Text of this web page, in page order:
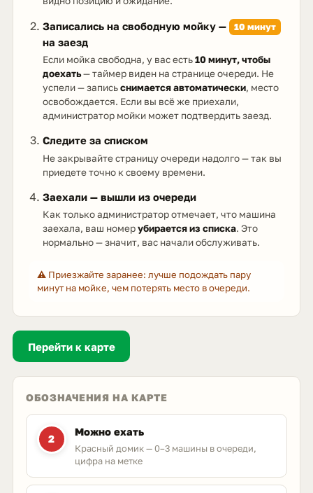
Записались на свободную мойку — 10 минут
на заезд
Если мойка свободна, у вас есть10 минут, чтобы
доехать— таймер виден на странице очереди. Не
успели — записьснимается автоматически, место
освобождается. Если вы всё же приехали,
администратор мойки может подтвердить заезд.
Следите за списком
Не закрывайте страницу очереди надолго — так вы
приедете точно к своему времени.
Заехали — вышли из очереди
Как только администратор отмечает, что машина
заехала, ваш номерубирается из списка. Это
нормально — значит, вас начали обслуживать.
⚠️ Приезжайте заранее: лучше подождать пару
минут на мойке, чем потерять место в очереди.
Перейти к карте
ОБОЗНАЧЕНИЯ НА КАРТЕ
2
Можно ехать
Красный домик — 0–3 машины в очереди,
цифра на метке